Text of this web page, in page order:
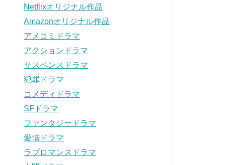
Netflixオリジナル作品
Amazonオリジナル作品
アメコミドラマ
アクションドラマ
サスペンスドラマ
犯罪ドラマ
コメディドラマ
SFドラマ
ファンタジードラマ
愛憎ドラマ
ラブロマンスドラマ